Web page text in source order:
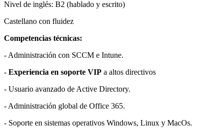
Nivel de inglés: B2 (hablado y escrito)
Castellano con fluidez
Competencias técnicas:
- Administración con SCCM e Intune.
- Experiencia en soporte VIP a altos directivos
- Usuario avanzado de Active Directory.
- Administración global de Office 365.
- Soporte en sistemas operativos Windows, Linux y MacOs.